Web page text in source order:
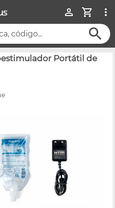
código...
Portátil de